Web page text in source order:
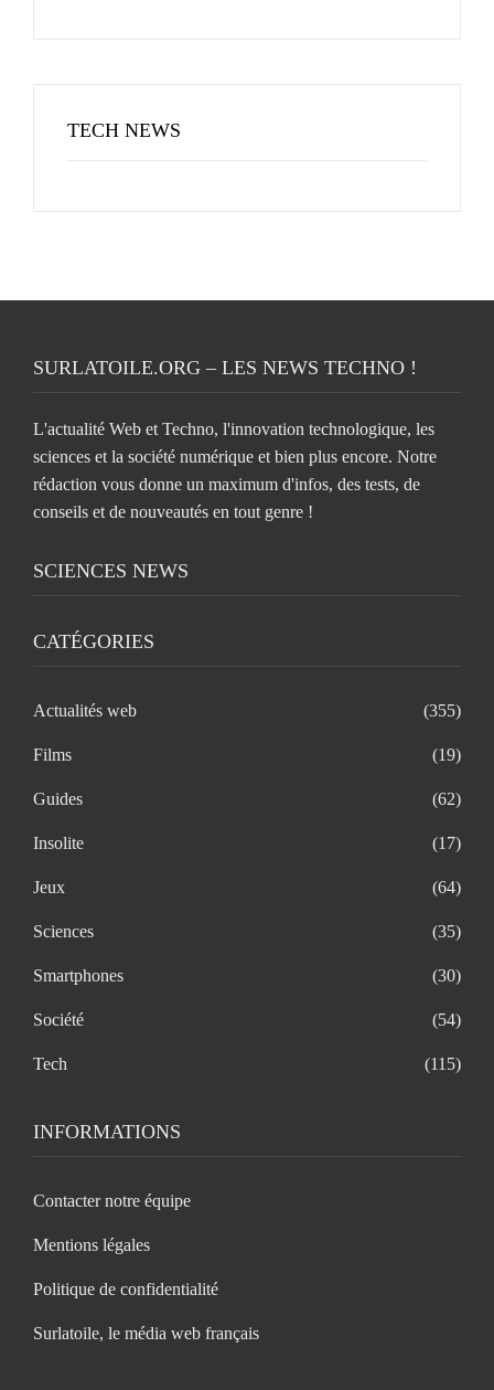
TECH NEWS
SURLATOILE.ORG – LES NEWS TECHNO !
L'actualité Web et Techno, l'innovation technologique, les
sciences et la société numérique et bien plus encore. Notre
rédaction vous donne un maximum d'infos, des tests, de
conseils et de nouveautés en tout genre !
SCIENCES NEWS
CATÉGORIES
Actualités web (355)
Films (19)
Guides (62)
Insolite (17)
Jeux (64)
Sciences (35)
Smartphones (30)
Société (54)
Tech (115)
INFORMATIONS
Contacter notre équipe
Mentions légales
Politique de confidentialité
Surlatoile, le média web français